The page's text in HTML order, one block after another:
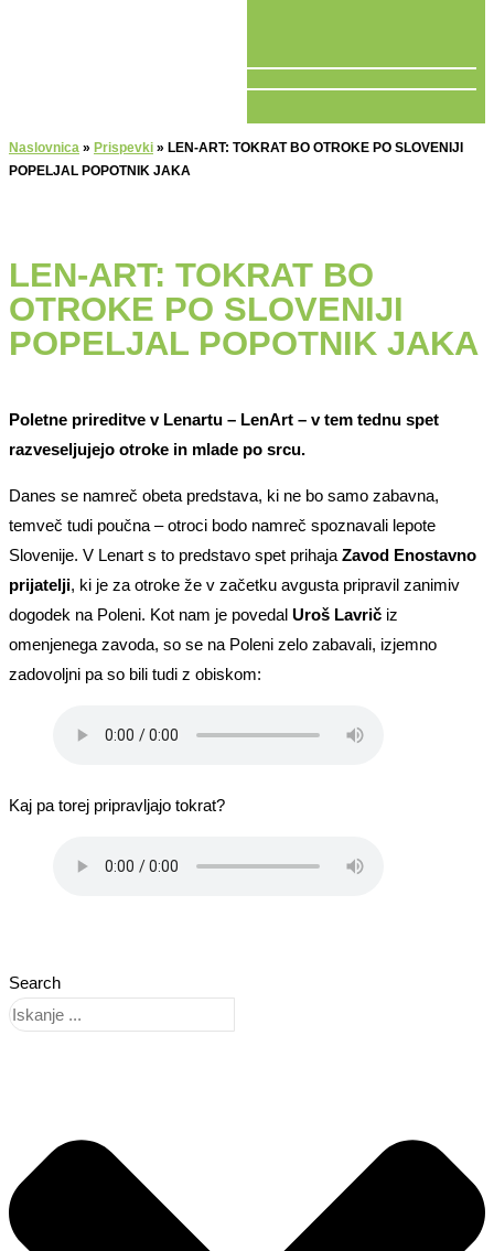
Naslovnica » Prispevki » LEN-ART: TOKRAT BO OTROKE PO SLOVENIJI
POPELJAL POPOTNIK JAKA
LEN-ART: TOKRAT BO
OTROKE PO SLOVENIJI
POPELJAL POPOTNIK JAKA
Poletne prireditve v Lenartu – LenArt – v tem tednu spet
razveseljujejo otroke in mlade po srcu.
Danes se namreč obeta predstava, ki ne bo samo zabavna,
temveč tudi poučna – otroci bodo namreč spoznavali lepote
Slovenije. V Lenart s to predstavo spet prihaja Zavod Enostavno
prijatelji, ki je za otroke že v začetku avgusta pripravil zanimiv
dogodek na Poleni. Kot nam je povedal Uroš Lavrič iz
omenjenega zavoda, so se na Poleni zelo zabavali, izjemno
zadovoljni pa so bili tudi z obiskom:
Kaj pa torej pripravljajo tokrat?
Search